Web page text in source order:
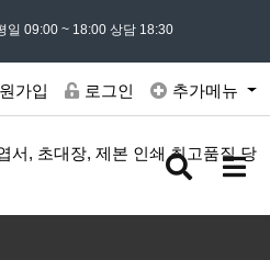
' 견적문의 ' 게시판을 이용해주세요
일 09:00 ~ 18:00 상담 18:30
가입 로그인 추가메뉴
검
버
메
버